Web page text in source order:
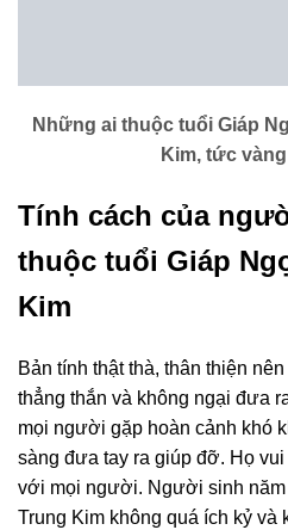
Những ai thuộc tuổi Giáp
Kim, tức
Tính cách của
thuộc tuổi Giáp
Kim
Bản tính thật thà, thân thiện
thẳng thắn và không ngại đưa
mọi người gặp hoàn cảnh khó
sàng đưa tay ra giúp đỡ. Họ
với mọi người. Người sinh năm
Trung Kim không quá ích kỷ và